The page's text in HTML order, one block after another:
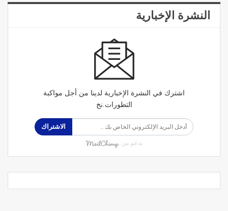
النشرة الإخبارية
اشترك في النشرة الإخبارية لدينا من أجل مواكبة
التطورات.نخ
الاشتراك
بدعم من